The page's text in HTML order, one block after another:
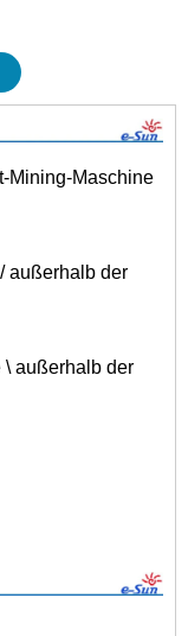
Mining-Maschine
außerhalb der
\ außerhalb der